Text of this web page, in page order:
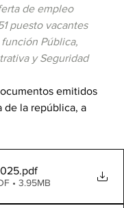
de empleo
puesto vacantes
Pública,
y Seguridad
emitidos
de la república, a
.pdf
• 3.95MB